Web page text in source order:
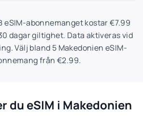
eSIM-abonnemanget kostar €7.99
dagar giltighet. Data aktiveras vid
Välj bland 5 Makedonien eSIM-
från €2.99.
du eSIM i Makedonien